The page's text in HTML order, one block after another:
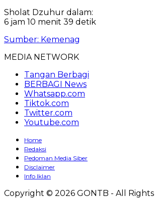
Sholat Dzuhur dalam:
6 jam 10 menit 38 detik
Sumber: Kemenag
MEDIA NETWORK
Tangan Berbagi
BERBAGI News
Whatsapp.com
Tiktok.com
Twitter.com
Youtube.com
Home
Redaksi
Pedoman Media Siber
Disclaimer
Info Iklan
Copyright © 2026 GONTB - All Rights